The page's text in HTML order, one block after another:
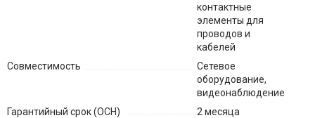
контактные
элементы для
проводов и
кабелей
Совместимость
Сетевое
оборудование,
видеонаблюдение
Гарантийный срок (ОСН)
2 месяца